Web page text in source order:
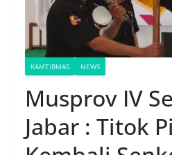
KAMTIBMAS NEWS
Musprov IV
Jabar : Titok